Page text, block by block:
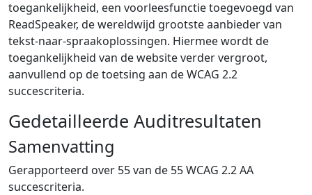
toegankelijkheid, een voorleesfunctie toegevoegd van
ReadSpeaker, de wereldwijd grootste aanbieder van
tekst-naar-spraakoplossingen. Hiermee wordt de
toegankelijkheid van de website verder vergroot,
aanvullend op de toetsing aan de WCAG 2.2
succescriteria.
Gedetailleerde Auditresultaten
Samenvatting
Gerapporteerd over 55 van de 55 WCAG 2.2 AA
succescriteria.